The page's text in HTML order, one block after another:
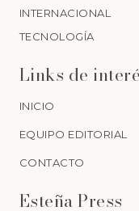
INTERNACIONAL
TECNOLOGÍA
Links de
INICIO
EQUIPO EDITORIAL
CONTACTO
Esteña Press